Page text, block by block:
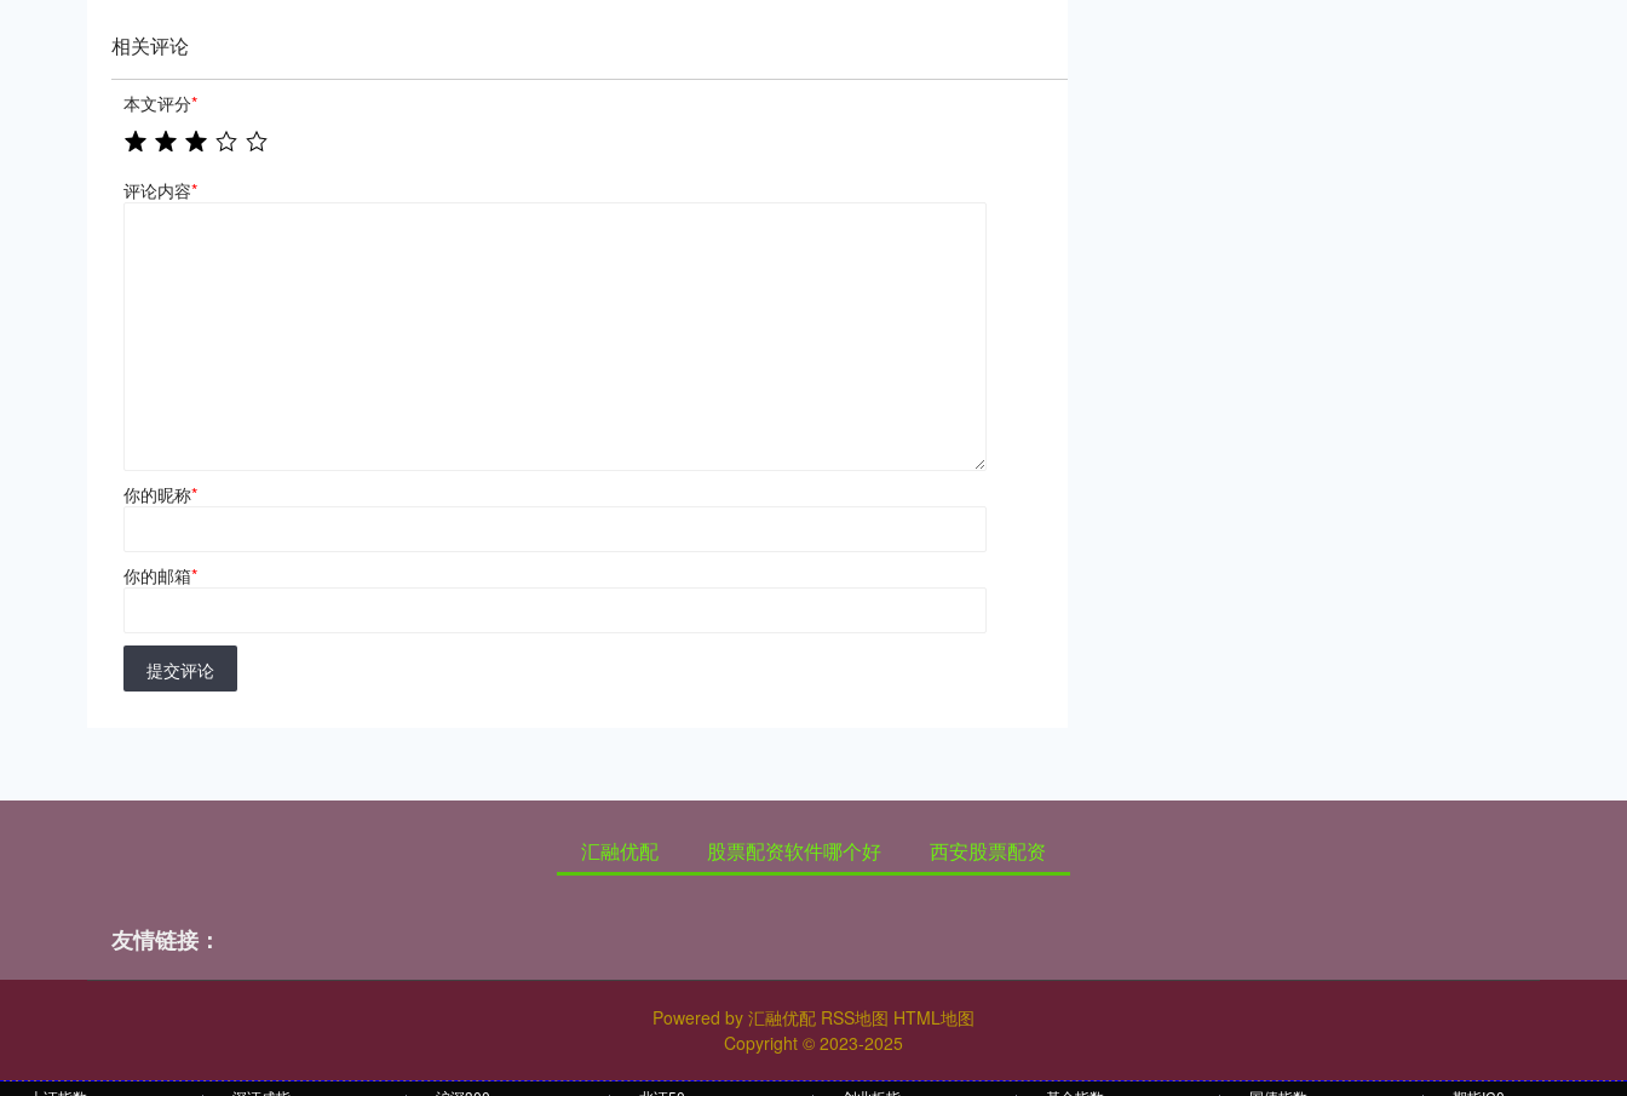
相关评论
本文评分*
评论内容*
你的昵称*
你的邮箱*
提交评论
汇融优配 股票配资软件哪个好 西安股票配资
友情链接：
Powered by 汇融优配 RSS地图 HTML地图
Copyright © 2023-2025